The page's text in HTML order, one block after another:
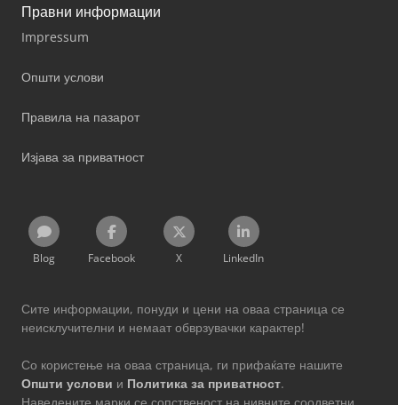
Правни информации
Impressum
Општи услови
Правила на пазарот
Изјава за приватност
Blog Facebook X LinkedIn
Сите информации, понуди и цени на оваа страница се
неисклучителни и немаат обврзувачки карактер!
Со користење на оваа страница, ги прифаќате нашите
Општи услови и Политика за приватност.